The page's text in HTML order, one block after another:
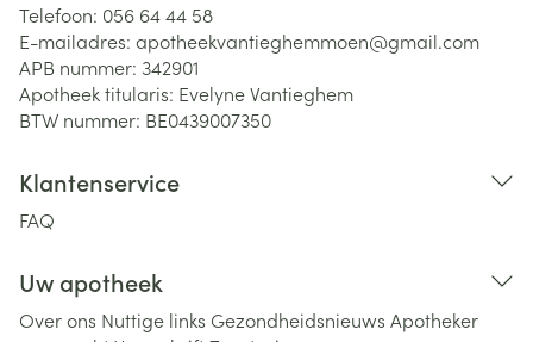
Telefoon: 056 64 44 58
E-mailadres: apotheekvantieghemmoen@gmail.com
APB nummer: 342901
Apotheek titularis: Evelyne Vantieghem
BTW nummer: BE0439007350
Klantenservice
FAQ
Uw apotheek
Over ons Nuttige links Gezondheidsnieuws Apotheker